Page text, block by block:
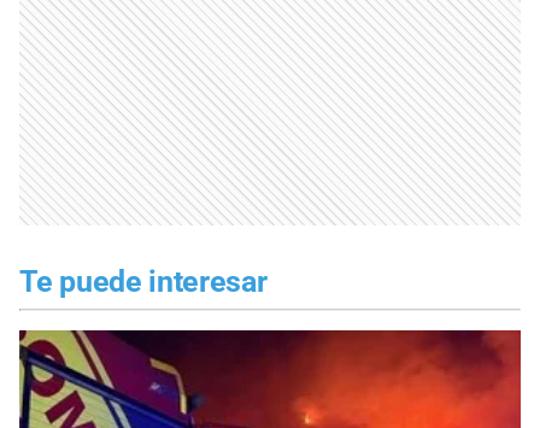
Te puede interesar